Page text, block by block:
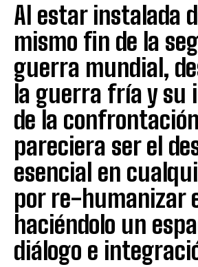
Al estar instalada
mismo fin de la
guerra mundial,
la guerra fría y su
de la
pareciera ser el
esencial en
por re-humanizar
haciéndolo un
diálogo e